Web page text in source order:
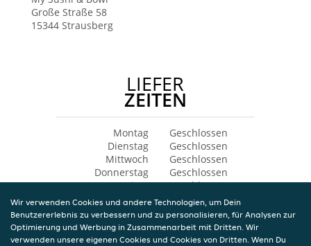
Große Straße 58
15344 Strausberg
LIEFER
ZEITEN
Montag
Geschlossen
Dienstag
Geschlossen
Mittwoch
Geschlossen
Donnerstag
Geschlossen
Freitag
Geschlossen
Samstag
Geschlossen
Sonntag
Geschlossen
Wir verwenden Cookies und andere Technologien, um Dein
Benutzererlebnis zu verbessern und zu personalisieren, für Analysen zur
Optimierung und Werbung in Zusammenarbeit mit Dritten. Wir
verwenden unsere eigenen Cookies und Cookies von Dritten. Wenn Du